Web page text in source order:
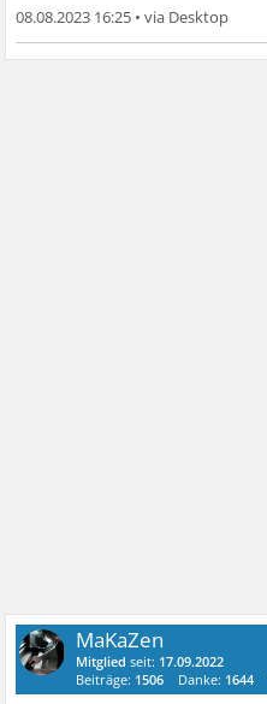
08.08.2023 16:25 •
MaKaZen
Mitglied seit: 17.09.2022
Beiträge: 1506 Danke: 1644